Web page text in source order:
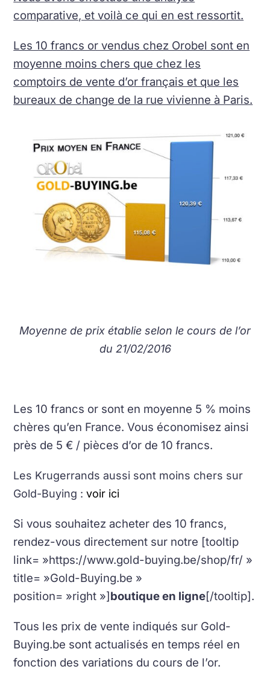
comparative, et voilà ce qui en est ressortit.
Les 10 francs or vendus chez Orobel sont en
moyenne moins chers que chez les
comptoirs de vente d’or français et que les
bureaux de change de la rue vivienne à Paris.
Moyenne de prix établie selon le cours de l’or
du 21/02/2016
Les 10 francs or sont en moyenne 5 % moins
chères qu’en France. Vous économisez ainsi
près de 5 € / pièces d’or de 10 francs.
Les Krugerrands aussi sont moins chers sur
Gold-Buying :voir ici
Si vous souhaitez acheter des 10 francs,
rendez-vous directement sur notre [tooltip
link= »https://www.gold-buying.be/shop/fr/ »
title= »Gold-Buying.be »
position= »right »]boutique en ligne[/tooltip].
Tous les prix de vente indiqués sur Gold-
Buying.be sont actualisés en temps réel en
fonction des variations du cours de l’or.